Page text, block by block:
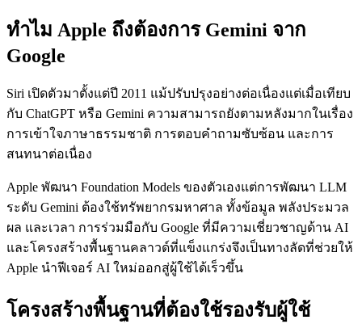
ทำไม Apple ถึงต้องการ Gemini จาก
Google
Siri เปิดตัวมาตั้งแต่ปี 2011 แม้ปรับปรุงอย่างต่อเนื่องแต่เมื่อเทียบ
กับ ChatGPT หรือ Gemini ความสามารถยังตามหลังมากในเรื่อง
การเข้าใจภาษาธรรมชาติ การตอบคำถามซับซ้อน และการ
สนทนาต่อเนื่อง
Apple พัฒนา Foundation Models ของตัวเองแต่การพัฒนา LLM
ระดับ Gemini ต้องใช้ทรัพยากรมหาศาล ทั้งข้อมูล พลังประมวล
ผล และเวลา การร่วมมือกับ Google ที่มีความเชี่ยวชาญด้าน AI
และโครงสร้างพื้นฐานคลาวด์ที่แข็งแกร่งจึงเป็นทางลัดที่ช่วยให้
Apple นำฟีเจอร์ AI ใหม่ออกสู่ผู้ใช้ได้เร็วขึ้น
โครงสร้างพื้นฐานที่ต้องใช้รองรับผู้ใช้